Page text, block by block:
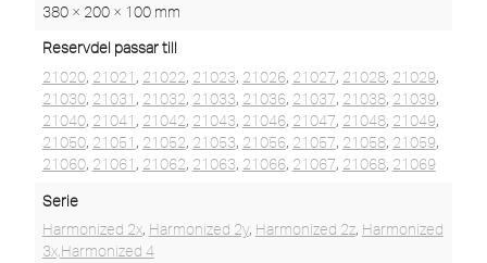
380 × 200 × 100 mm
Reservdel passar till
21020, 21021 , 21022, 21023, 21026, 21027, 21028, 21029,
21030, 21031 , 21032, 21033, 21036, 21037, 21038, 21039,
21040, 21041 , 21042, 21043, 21046, 21047, 21048, 21049,
21050, 21051 , 21052, 21053, 21056, 21057, 21058, 21059,
21060, 21061 , 21062, 21063, 21066, 21067, 21068, 21069
Serie
Harmonized 2x, Harmonized 2y, Harmonized 2z, Harmonized
3x,Harmonized 4